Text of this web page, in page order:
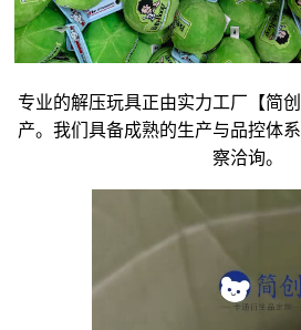
专业的解压玩具正由实力工厂【简
产。我们具备成熟的生产与品控体
察洽询。